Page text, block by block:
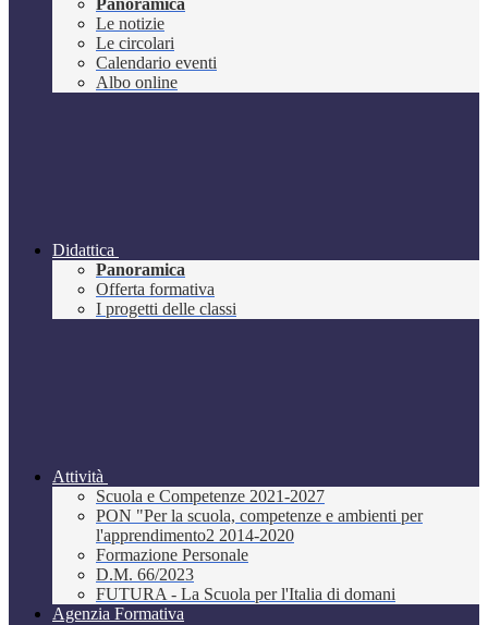
Panoramica
Le notizie
Le circolari
Calendario eventi
Albo online
Didattica
Panoramica
Offerta formativa
I progetti delle classi
Attività
Scuola e Competenze 2021-2027
PON "Per la scuola, competenze e ambienti per
l'apprendimento2 2014-2020
Formazione Personale
D.M. 66/2023
FUTURA - La Scuola per l'Italia di domani
Agenzia Formativa